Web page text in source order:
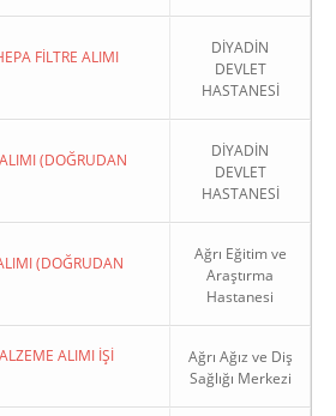
FİLTRE ALIMI
DİYADİN
DEVLET
HASTANESİ
(DOĞRUDAN
DİYADİN
DEVLET
HASTANESİ
(DOĞRUDAN
Ağrı Eğitim ve
Araştırma
Hastanesi
ALIMI İŞİ
Ağrı Ağız ve Diş
Sağlığı Merkezi